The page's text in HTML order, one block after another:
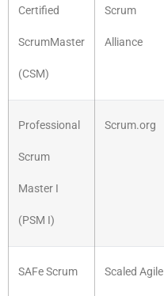
Certified
ScrumMaster
(CSM)
Scrum
Alliance
Professional
Scrum
Master I
(PSM I)
Scrum.org
SAFe Scrum Scaled Agile